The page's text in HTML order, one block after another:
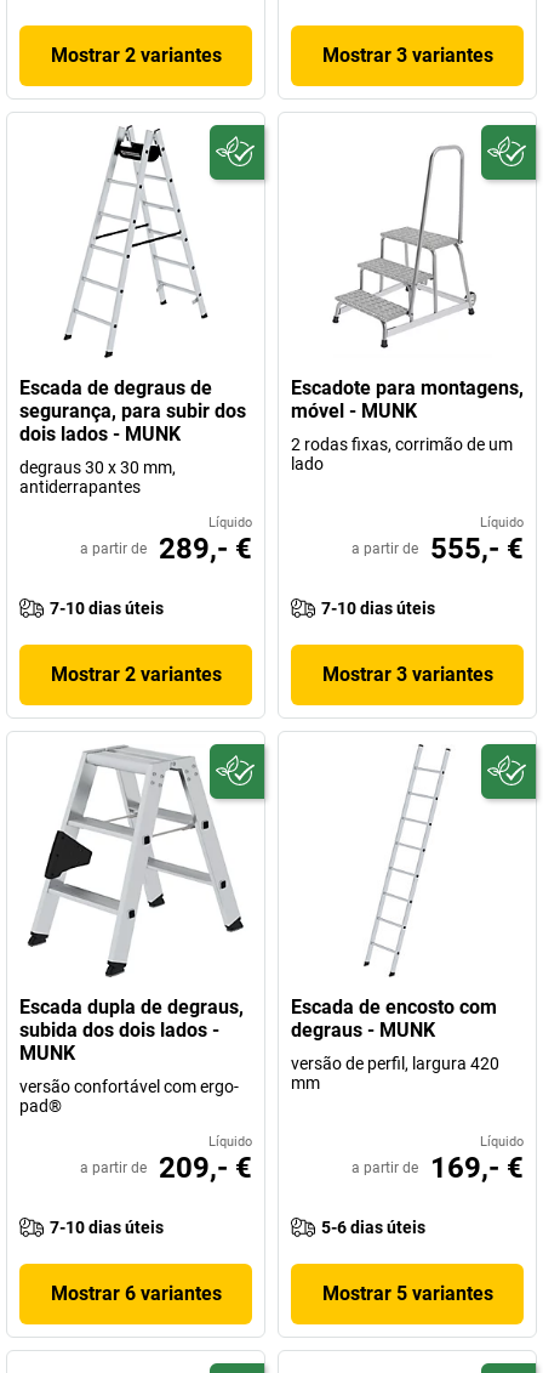
Mostrar 2 variantes Mostrar 3 variantes
Escada de degraus de
segurança, para subir dos
dois lados - MUNK
degraus 30 x 30 mm,
antiderrapantes
Líquido
a partir de 289,- €
7-10 dias úteis
Mostrar 2 variantes
Escadote para montagens,
móvel - MUNK
2 rodas fixas, corrimão de um
lado
Líquido
a partir de 555,- €
7-10 dias úteis
Mostrar 3 variantes
Escada dupla de degraus,
subida dos dois lados -
MUNK
versão confortável com ergo-
pad®
Líquido
a partir de 209,- €
7-10 dias úteis
Mostrar 6 variantes
Escada de encosto com
degraus - MUNK
versão de perfil, largura 420
mm
Líquido
a partir de 169,- €
5-6 dias úteis
Mostrar 5 variantes